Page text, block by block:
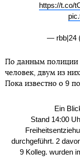
https://t.co/
— rbb|24
По данным полиции
человек, двум из
Пока известно о 9
Ein
Stand 14:00
durchgeführt. 2
9 Kolleg. wurden